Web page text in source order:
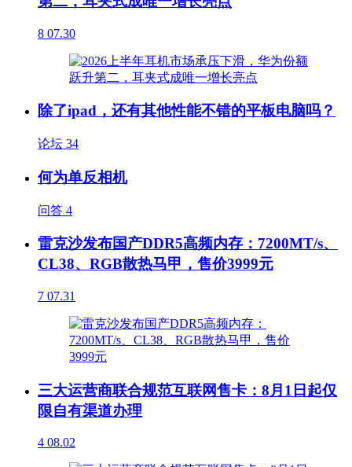
8 07.30
除了ipad，还有其他性能不错的平板电脑吗？
论坛 34
何为单反相机
问答 4
雷克沙发布国产DDR5高频内存：7200MT/s、
CL38、RGB散热马甲，售价3999元
7 07.31
三大运营商联合规范互联网售卡：8月1日起仅
限自有渠道办理
4 08.02